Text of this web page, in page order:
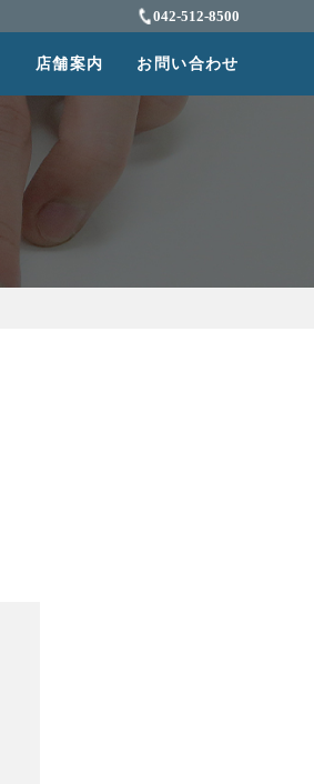
042-512-8500
店舗案内 お問い合わせ